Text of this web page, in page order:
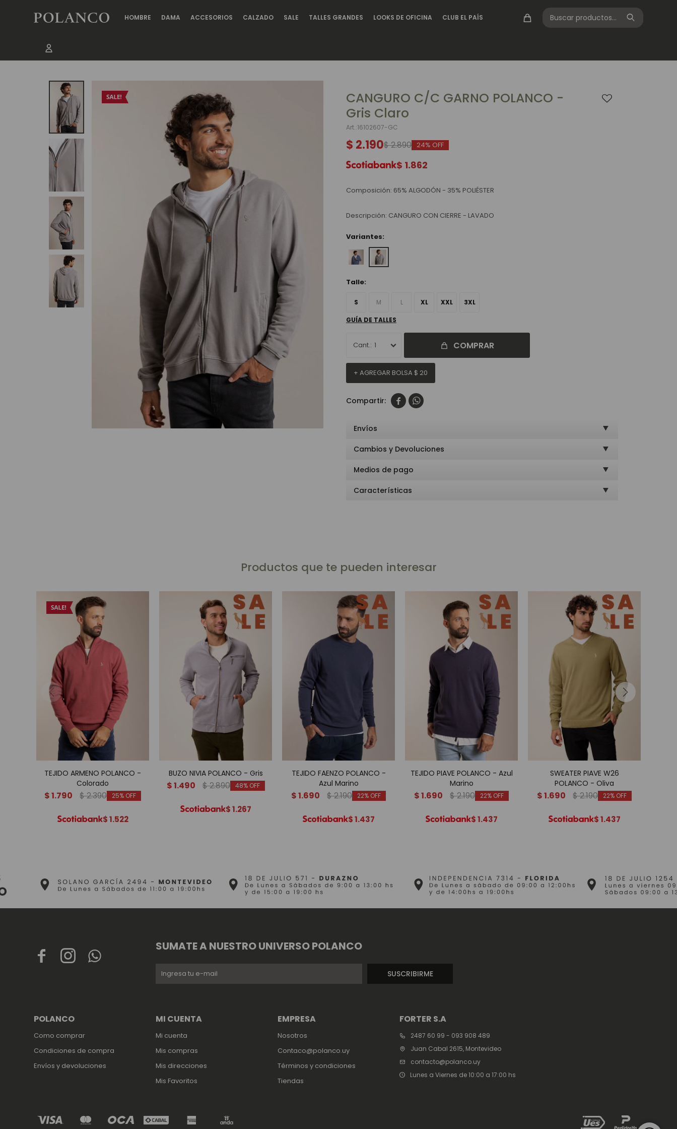
HOMBRE DAMA ACCESORIOS CALZADO SALE TALLES GRANDES LOOKS DE OFICINA CLUB EL PAÍS
CANGURO C/C GARNO POLANCO -
Gris Claro
16102607-GC
$ 2.190$2.890 24
$ 1.862
Composición: 65% ALGODÓN - 35% POLIÉSTER
Descripción: CANGURO CON CIERRE - LAVADO
Variantes:
Talle:
S M L XL XXL 3XL
GUÍA DE TALLES
1 COMPRAR
+ AGREGAR BOLSA $ 20
 
Envíos
Cambios y Devoluciones
Medios de pago
Características
Productos que te pueden interesar
TEJIDO ARMENO POLANCO -
Colorado
$1.790 $2.390 25
$1.522
BUZO NIVIA POLANCO - Gris
$1.490 $2.890 48
$1.267
TEJIDO FAENZO POLANCO -
Azul Marino
$1.690 $2.190 22
$1.437
TEJIDO PIAVE POLANCO - Azul
Marino
$1.690 $2.190 22
$1.437
SWEATER PIAVE W26
POLANCO - Oliva
$1.690 $2.190 22
$1.437
  
FORTER S.A
2487 60 99 - 093 908 489
Juan Cabal 2615, Montevideo
contacto@polanco.uy
Lunes a Viernes de 10:00 a 17:00 hs
EMPRESA
Nosotros
Contaco@polanco.uy
Términos y condiciones
Tiendas
POLANCO
Como comprar
Condiciones de compra
Envíos y devoluciones
MI CUENTA
Mi cuenta
Mis compras
Mis direcciones
Mis Favoritos
SUMATE A NUESTRO UNIVERSO POLANCO
SUSCRIBIRME